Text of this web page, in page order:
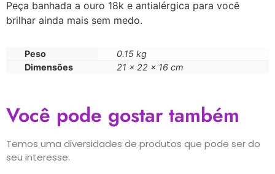
Peça banhada a ouro 18k e antialérgica para você
brilhar ainda mais sem medo.
Peso
0.15 kg
Dimensões
21 × 22 × 16 cm
Você pode gostar também
Temos uma diversidades de produtos que pode ser do
seu interesse.